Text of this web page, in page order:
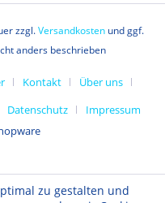
zzgl.Versandkosten und ggf.
anders beschrieben
Kontakt
Über uns
Datenschutz
Impressum
zu gestalten und